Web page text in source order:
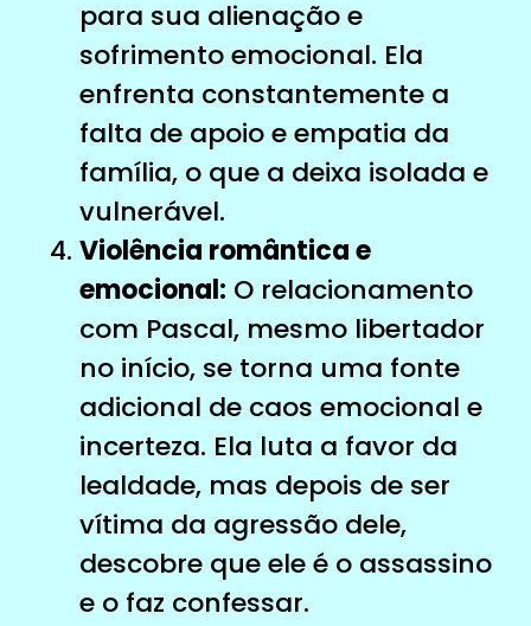
para sua alienação e
sofrimento emocional. Ela
enfrenta constantemente a
falta de apoio e empatia da
família, o que a deixa isolada e
vulnerável.
Violência romântica e
emocional: O relacionamento
com Pascal, mesmo libertador
no início, se torna uma fonte
adicional de caos emocional e
incerteza. Ela luta a favor da
lealdade, mas depois de ser
vítima da agressão dele,
descobre que ele é o assassino
e o faz confessar.